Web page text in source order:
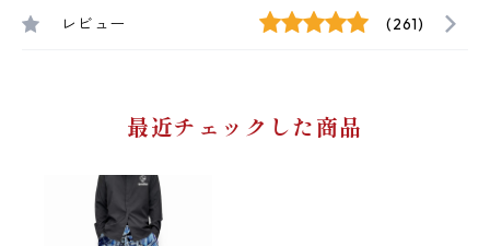
レビュー (261)
最近チェックした商品